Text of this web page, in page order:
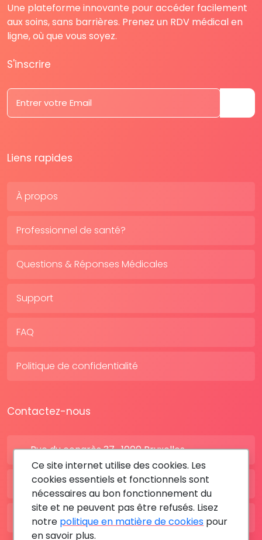
Une plateforme innovante pour accéder facilement
aux soins, sans barrières. Prenez un RDV médical en
ligne, où que vous soyez.
S'inscrire
Liens rapides
À propos
Professionnel de santé?
Questions & Réponses Médicales
Support
FAQ
Politique de confidentialité
Contactez-nous
Rue du congrès 37 , 1000 Bruxelles
BE: +32 28080227
FR: +33 183642895
Ce site internet utilise des cookies. Les
cookies essentiels et fonctionnels sont
nécessaires au bon fonctionnement du
site et ne peuvent pas être refusés. Lisez
notre politique en matière de cookies pour
en savoir plus.